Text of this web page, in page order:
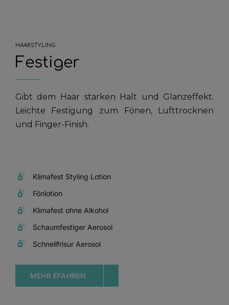
HAARSTYLING
Festiger
Gibt dem Haar starken Halt und Glanzeffekt.
Leichte Festigung zum Fönen, Lufttrocknen
und Finger-Finish.
Klimafest Styling Lotion
Fönlotion
Klimafest ohne Alkohol
Schaumfestiger Aerosol
Schnellfrisur Aerosol
MEHR EFAHREN